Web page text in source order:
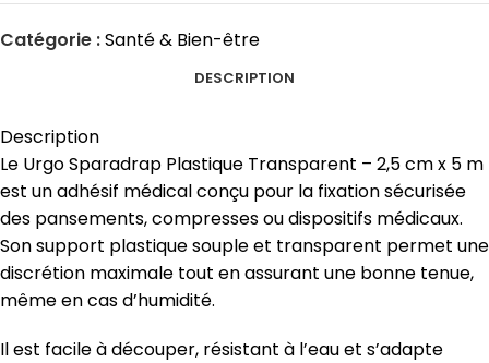
Catégorie :Santé & Bien-être
DESCRIPTION
Description
Le Urgo Sparadrap Plastique Transparent – 2,5 cm x 5 m
est un adhésif médical conçu pour la fixation sécurisée
des pansements, compresses ou dispositifs médicaux.
Son support plastique souple et transparent permet une
discrétion maximale tout en assurant une bonne tenue,
même en cas d’humidité.
Il est facile à découper, résistant à l’eau et s’adapte